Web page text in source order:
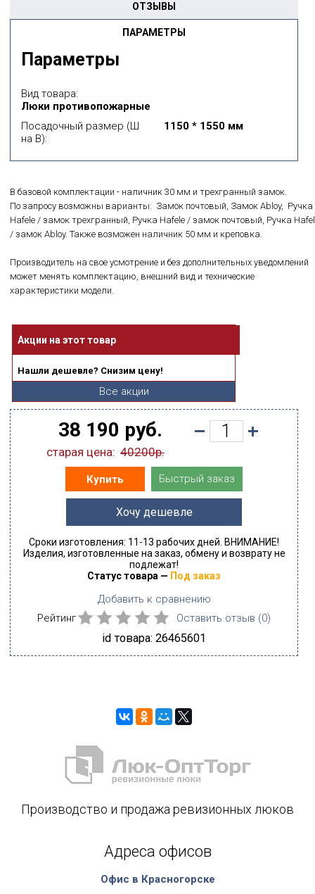
ПАРАМЕТРЫ
ОТЗЫВЫ
Параметры
Вид товара:
Люки противопожарные
Посадочный размер (Ш
на В):
1150 * 1550 мм
В базовой комплектации - наличник 30 мм и трехгранный замок.
По запросу возможны варианты: Замок почтовый, Замок Abloy, Ручка
Hafele / замок трехгранный, Ручка Hafele / замок почтовый, Ручка
/ замок Abloy. Также возможен наличник 50 мм и креповка.
Производитель на свое усмотрение и без дополнительных уведомлений
может менять комплектацию, внешний вид и технические
характеристики модели.
Акции на этот товар
Нашли дешевле? Снизим цену!
Все акции
38 190 руб.
старая цена: 40200р.
Купить Быстрый заказ
Хочу дешевле
Сроки изготовления: 11-13 рабочих дней. ВНИМАНИЕ!
Изделия, изготовленные на заказ, обмену и возврату не
подлежат!
Статус товара — Под заказ
Добавить к сравнению
Рейтинг
Оставить отзыв (0)
id товара: 26465601
Производство и продажа ревизионных люков
Адреса офисов
Офис в Красногорске